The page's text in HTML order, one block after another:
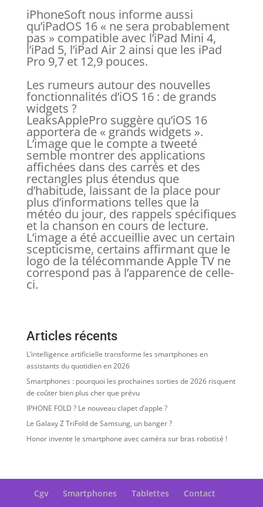
iPhoneSoft nous informe aussi
qu’iPadOS 16 « ne sera probablement
pas » compatible avec l’iPad Mini 4,
l’iPad 5, l’iPad Air 2 ainsi que les iPad
Pro 9,7 et 12,9 pouces.
Les rumeurs autour des nouvelles
fonctionnalités d’iOS 16 : de grands
widgets ?
LeaksApplePro suggère qu’iOS 16
apportera de « grands widgets ».
L’image que le compte a tweeté
semble montrer des applications
affichées dans des carrés et des
rectangles plus étendus que
d’habitude, laissant de la place pour
plus d’informations telles que la
météo du jour, des rappels spécifiques
et la chanson en cours de lecture.
L’image a été accueillie avec un certain
scepticisme, certains affirmant que le
logo de la télécommande Apple TV ne
correspond pas à l’apparence de celle-
ci.
Articles récents
L’intelligence artificielle transforme les smartphones en
assistants du quotidien en 2026
Smartphones : pourquoi les prochaines sorties de 2026 risquent
de coûter bien plus cher que prévu
IPHONE FOLD ? Le nouveau clapet d’apple ?
Le Galaxy Z TriFold de Samsung, un banger ?
Honor invente le smartphone avec caméra sur bras robotisé !
Cgv Smartphones Tablettes Contact